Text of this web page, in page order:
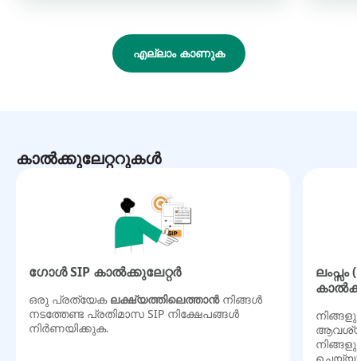
എല്ലാം കാണുക
കാൽക്കുലേറ്ററുകൾ
ഗോൾ SIP കാൽക്കുലേറ്റർ
ഒരു പ്രത്യേക ലക്ഷ്യത്തിലെത്താൻനിങ്ങൾ
നടത്തേണ്ട പ്രതിമാസ SIP നിക്ഷേപങ്ങൾ
നിർണയിക്കുക.